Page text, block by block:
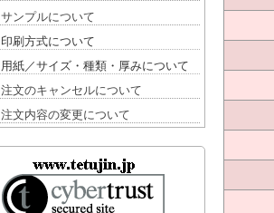
サンプルについて
印刷方式について
用紙／サイズ・種類・厚みについて
注文のキャンセルについて
注文内容の変更について